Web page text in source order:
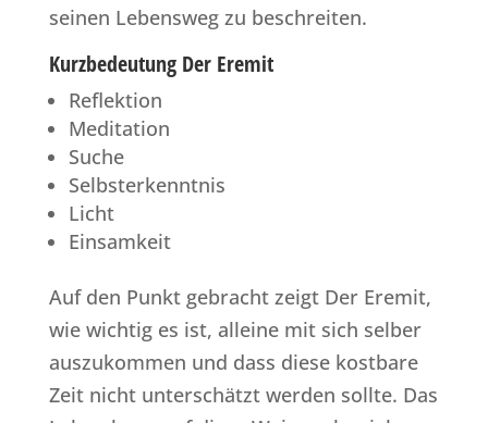
seinen Lebensweg zu beschreiten.
Kurzbedeutung Der Eremit
Reflektion
Meditation
Suche
Selbsterkenntnis
Licht
Einsamkeit
Auf den Punkt gebracht zeigt Der Eremit,
wie wichtig es ist, alleine mit sich selber
auszukommen und dass diese kostbare
Zeit nicht unterschätzt werden sollte. Das